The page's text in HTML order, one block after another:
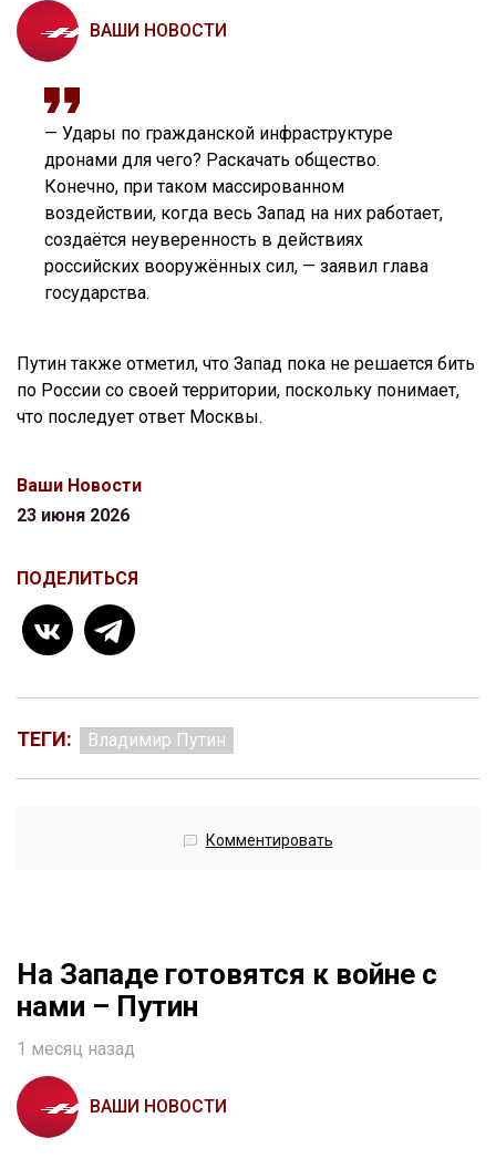
ВАШИ НОВОСТИ
— Удары по гражданской инфраструктуре
дронами для чего? Раскачать общество.
Конечно, при таком массированном
воздействии, когда весь Запад на них работает,
создаётся неуверенность в действиях
российских вооружённых сил, — заявил глава
государства.
Путин также отметил, что Запад пока не решается бить
по России со своей территории, поскольку понимает,
что последует ответ Москвы.
Ваши Новости
23 июня 2026
ПОДЕЛИТЬСЯ
ТЕГИ: Владимир Путин
Комментировать
На Западе готовятся к войне с
нами – Путин
1 месяц назад
ВАШИ НОВОСТИ